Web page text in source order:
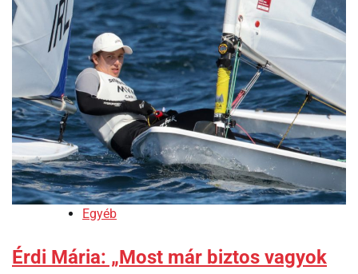
Egyéb
Érdi Mária: „Most már biztos vagyok